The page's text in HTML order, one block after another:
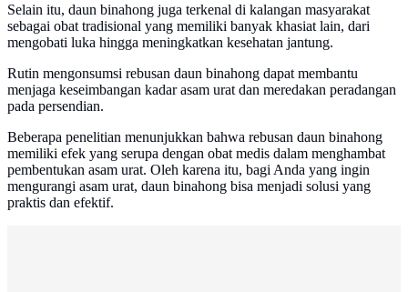
Selain itu, daun binahong juga terkenal di kalangan masyarakat
sebagai obat tradisional yang memiliki banyak khasiat lain, dari
mengobati luka hingga meningkatkan kesehatan jantung.
Rutin mengonsumsi rebusan daun binahong dapat membantu
menjaga keseimbangan kadar asam urat dan meredakan peradangan
pada persendian.
Beberapa penelitian menunjukkan bahwa rebusan daun binahong
memiliki efek yang serupa dengan obat medis dalam menghambat
pembentukan asam urat. Oleh karena itu, bagi Anda yang ingin
mengurangi asam urat, daun binahong bisa menjadi solusi yang
praktis dan efektif.